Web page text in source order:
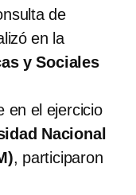
de
en la
y Sociales
en el ejercicio
Nacional
, participaron